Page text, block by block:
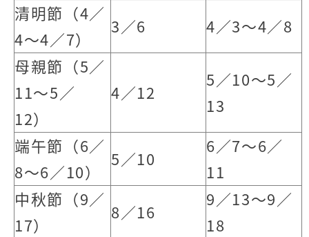
清明節（4／
4～4／7）
3／6
4／3～4／8
母親節（5／
11～5／
12）
4／12
5／10～5／
13
端午節（6／
8～6／10）
5／10
6／7～6／
11
中秋節（9／
17）
8／16
9／13～9／
18